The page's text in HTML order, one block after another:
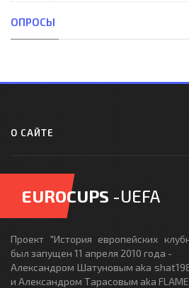
ОПРОСЫ
О САЙТЕ
EUROCUPS -UEFA
Проект "История европейских
был запущен 11 апреля 2010 года -
Александром Шатуновым aka
и Александром Тарасовым aka